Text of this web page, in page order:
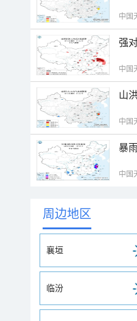
中国
强
中国
山
中国
暴
中国
周边地区
襄垣
临汾